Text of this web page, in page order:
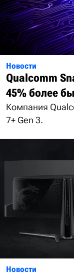
Новости
Qualcomm
45% более
Компания
7+ Gen 3.
Новости